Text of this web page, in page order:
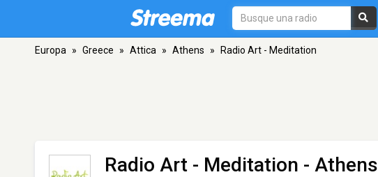
Europa » Greece » Attica » Athens » Radio Art - Meditation
Radio Art - Meditation - Athens